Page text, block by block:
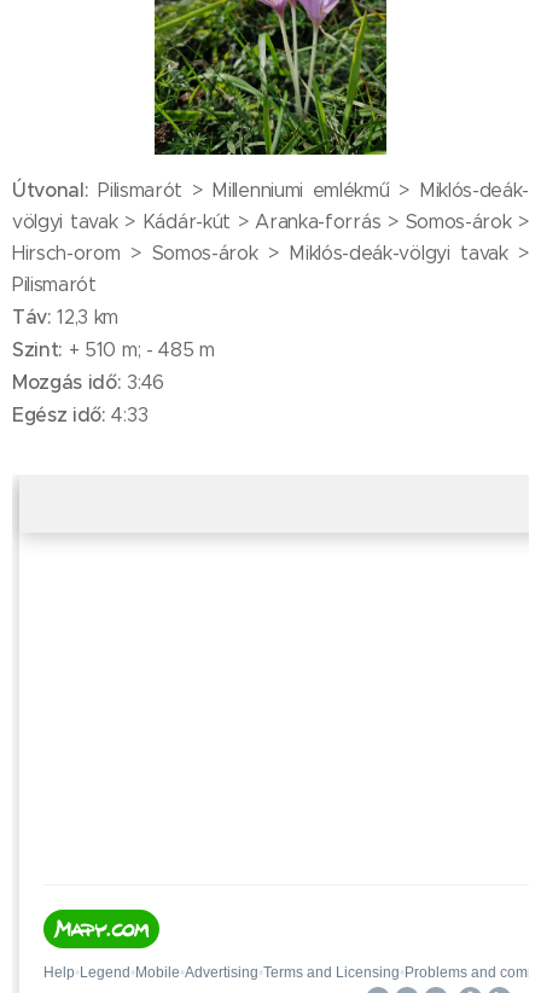
Útvonal: Pilismarót > Millenniumi emlékmű > Miklós-deák-
völgyi tavak > Kádár-kút > Aranka-forrás > Somos-árok >
Hirsch-orom > Somos-árok > Miklós-deák-völgyi tavak >
Pilismarót
Táv: 12,3 km
Szint: + 510 m; - 485 m
Mozgás idő: 3:46
Egész idő:4:33